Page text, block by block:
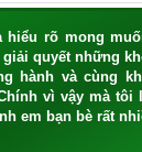
hiểu rõ mong
quyết những
hành và cùng
vì vậy mà tôi
em bạn bè rất